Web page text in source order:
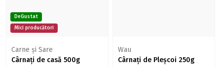
DeGustat
Mici producători
Carne şi Sare
Cârnați de casă 500g
Wau
Cârnați de Pleșcoi 250g